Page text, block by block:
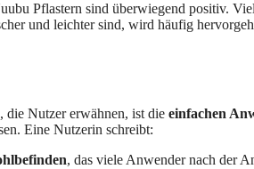
Pflastern sind überwiegend positiv.
und leichter sind, wird häufig
die Nutzer erwähnen, ist die einfachen
Eine Nutzerin schreibt:
, das viele Anwender nach der